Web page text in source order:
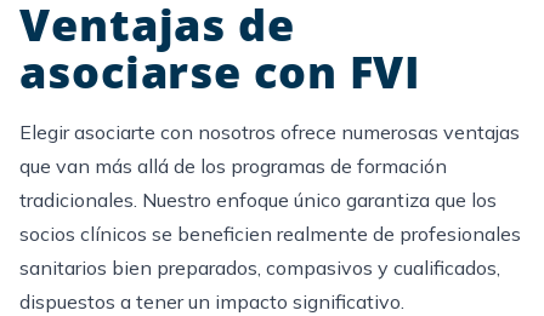
Ventajas de
asociarse con FVI
Elegir asociarte con nosotros ofrece numerosas ventajas
que van más allá de los programas de formación
tradicionales. Nuestro enfoque único garantiza que los
socios clínicos se beneficien realmente de profesionales
sanitarios bien preparados, compasivos y cualificados,
dispuestos a tener un impacto significativo.